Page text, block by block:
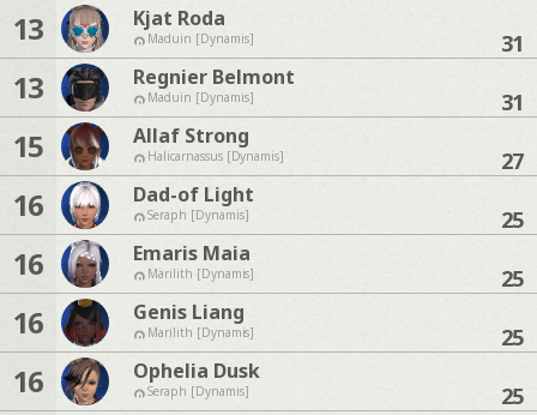
13 Kjat Roda
Maduin [Dynamis] 31
13 Regnier Belmont
Maduin [Dynamis] 31
15 Allaf Strong
Halicarnassus [Dynamis] 27
16 Dad-of Light
Seraph [Dynamis] 25
16 Emaris Maia
Marilith [Dynamis] 25
16 Genis Liang
Marilith [Dynamis] 25
16 Ophelia Dusk
Seraph [Dynamis] 25